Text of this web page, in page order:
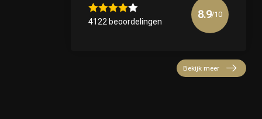
4122 beoordelingen
8.9/10
Bekijk meer